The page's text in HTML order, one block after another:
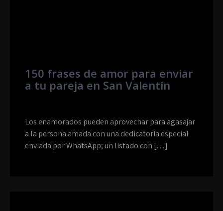
150 frases de amor para enviar
a tu pareja en San Valentín
Los enamorados pueden aprovechar para agasajar
a la persona amada con una dedicatoria especial
enviada por WhatsApp; un listado con […]